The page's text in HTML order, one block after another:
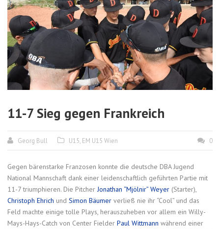
11-7 Sieg gegen Frankreich
Georg Bull U15, EM U15 Wien 0
Gegen bärenstarke Franzosen konnte die deutsche DBA Jugend
National Mannschaft dank einer leidenschaftlich geführten Partie mit
11-7 triumphieren. Die PitcherJonathan “Mjölnir” Weyer (Starter),
Christoph Ehrich und Simon Bäumer verließ nie ihr “Cool” und das
Feld machte einige tolle Plays, herauszuheben vor allem ein Willy-
Mays-Hays-Catch von Center Fielder Paul Wittmann während einer